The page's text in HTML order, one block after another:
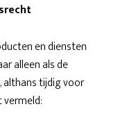
en diensten
alleen als de
althans tijdig voor